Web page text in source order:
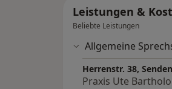
Leistungen &
Beliebte Leistungen
Allgemeine
Herrenstr. 38, Senden
Praxis Ute